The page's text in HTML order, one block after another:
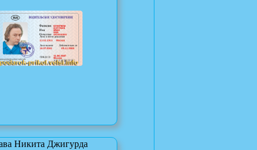
Никита Джигурда